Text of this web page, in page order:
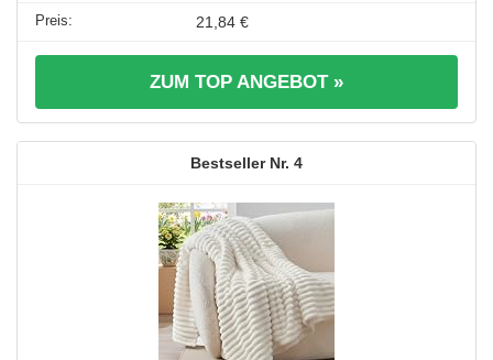
21,84 €
ZUM TOP ANGEBOT »
4